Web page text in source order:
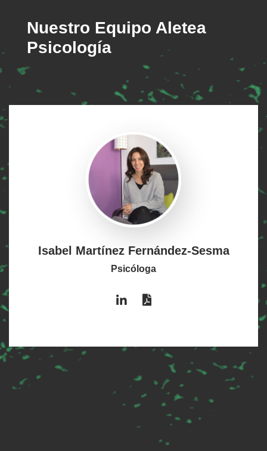
Nuestro Equipo Aletea
Psicología
Isabel Martínez Fernández-Sesma
Psicóloga